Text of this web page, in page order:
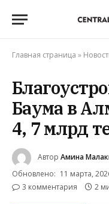
Главная страница »
Баума в
4, 7 млрд
Автор Амина
Обновлено: 11 марта,
3 комментария 2